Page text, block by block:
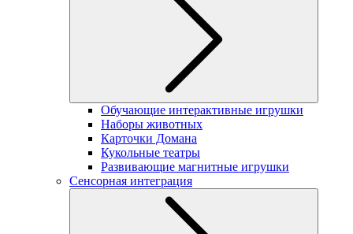
Обучающие интерактивные игрушки
Наборы животных
Карточки Домана
Кукольные театры
Развивающие магнитные игрушки
Сенсорная интеграция